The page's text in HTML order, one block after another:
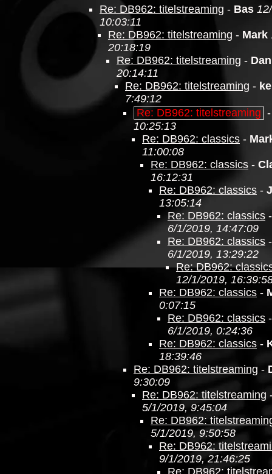
Re: DB962: titelstreaming - Bas
10:03:11
Re: DB962: titelstreaming - Mark
20:18:19
Re: DB962: titelstreaming -
20:14:11
Re: DB962: titelstreaming -
7:49:12
Re: DB962: titelstreaming
10:25:13
Re: DB962: classics -
11:00:08
Re: DB962: classics -
16:12:31
Re: DB962: classics -
13:05:14
Re: DB962: classics
6/1/2019, 14:47:09
Re: DB962: classics
6/1/2019, 13:29:22
Re: DB962:
12/1/2019,
Re: DB962: classics -
0:07:15
Re: DB962: classics
6/1/2019, 0:24:36
Re: DB962: classics -
18:39:46
Re: DB962: titelstreaming -
9:30:09
Re: DB962: titelstreaming
5/1/2019, 9:45:04
Re: DB962:
5/1/2019, 9:50:58
Re: DB962:
9/1/2019, 21:46:25
Re: DB962: